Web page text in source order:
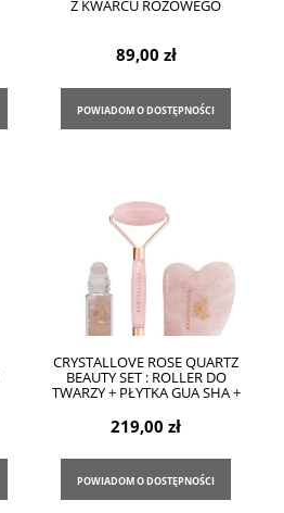
Z KWARCU RÓŻOWEGO
89,00 zł
POWIADOM O DOSTĘPNOŚCI
CRYSTALLOVE ROSE QUARTZ
BEAUTY SET : ROLLER DO
TWARZY + PŁYTKA GUA SHA +
219,00 zł
POWIADOM O DOSTĘPNOŚCI